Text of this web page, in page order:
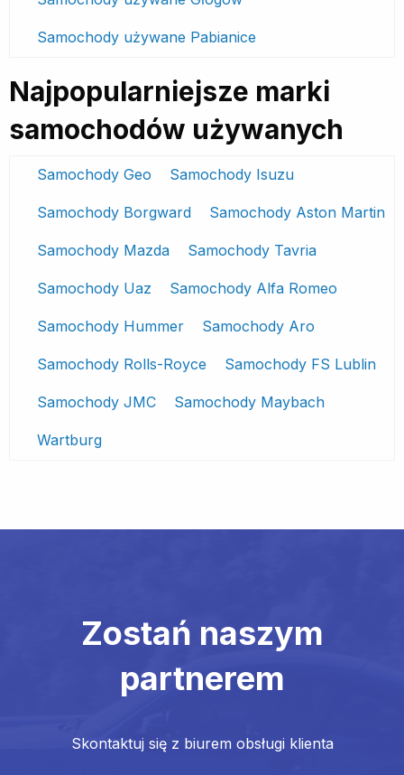
Samochody używane Pabianice
Najpopularniejsze marki
samochodów używanych
Samochody Geo Samochody Isuzu
Samochody Borgward Samochody Aston Martin
Samochody Mazda Samochody Tavria
Samochody Uaz Samochody Alfa Romeo
Samochody Hummer Samochody Aro
Samochody Rolls-Royce Samochody FS Lublin
Samochody JMC Samochody Maybach
Wartburg
Zostań naszym
partnerem
Skontaktuj się z biurem obsługi klienta